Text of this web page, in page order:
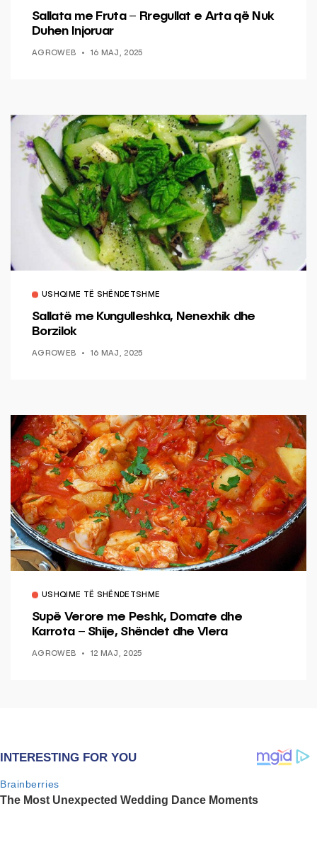
Sallata me Fruta – Rregullat e Arta që Nuk
Duhen Injoruar
AGROWEB 16 MAJ, 2025
USHQIME TË SHËNDETSHME
Sallatë me Kungulleshka, Nenexhik dhe
Borzilok
AGROWEB 16 MAJ, 2025
USHQIME TË SHËNDETSHME
Supë Verore me Peshk, Domate dhe
Karrota – Shije, Shëndet dhe Vlera
AGROWEB 12 MAJ, 2025